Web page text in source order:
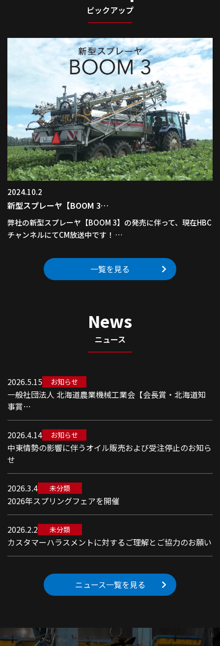
ピックアップ
2024.10.2
新型スプレーヤ【BOOM 3…
弊社の新型スプレーヤ【BOOM 3】の発売に伴って、現在HBC
チャンネルにてCM放送中です！ …
一覧を見る
News
ニュース
2026.5.15 お知らせ
一般社団法人 北海道農業機械工業会【会長賞・北海道知
事賞…
2026.4.14 お知らせ
中東情勢の影響に伴うオイル販売および受注停止のお知ら
せ
2026.3.4 未分類
2026年スプリングフェアを開催
2026.2.2 未分類
カスタマーハラスメントに対するご理解とご協力のお願い
ニュース一覧を見る